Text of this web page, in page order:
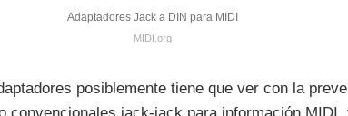
Adaptadores Jack a DIN para MIDI
MIDI.org
posiblemente tiene que ver con la